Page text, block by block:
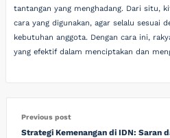
tantangan yang menghadang. Dari situ,
cara yang digunakan, agar selalu sesuai
kebutuhan anggota. Dengan cara ini,
yang efektif dalam menciptakan dan
Previous post
Strategi Kemenangan di IDN: Saran